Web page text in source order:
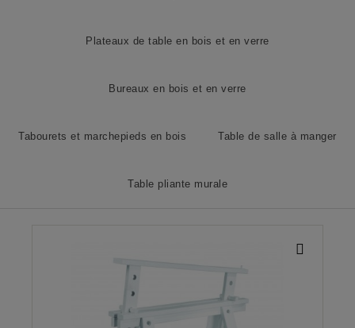
Plateaux de table en bois et en verre
Bureaux en bois et en verre
Tabourets et marchepieds en bois Table de salle à manger
Table pliante murale